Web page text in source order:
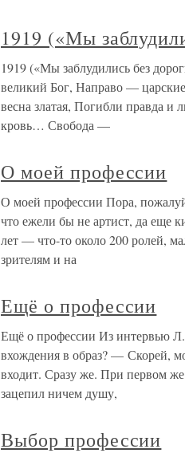
1919 («Мы
1919 («Мы заблудились без
великий Бог, Направо —
весна златая, Погибли правда
кровь… Свобода —
О моей профессии
О моей профессии Пора,
что ежели бы не артист, да еще
лет — что-то около 200 ролей,
зрителям и на
Ещё о профессии
Ещё о профессии Из интервью
вхождения в образ? — Скорей,
входит. Сразу же. При первом
зацепил ничем душу,
Выбор профессии